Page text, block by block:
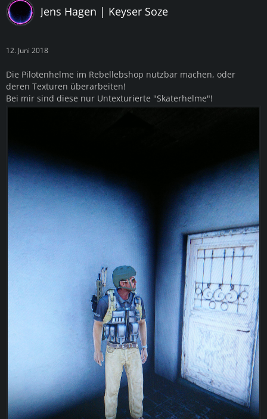
Jens Hagen | Keyser Soze
12. Juni 2018
Die Pilotenhelme im Rebellebshop nutzbar machen, oder
deren Texturen überarbeiten!
Bei mir sind diese nur Untexturierte "Skaterhelme"!